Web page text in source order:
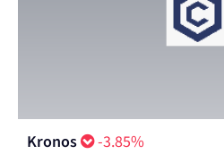
Kronos -3.85%